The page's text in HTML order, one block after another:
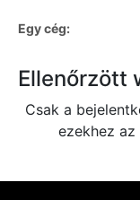
Egy cég:
Ellenőrzött
Csak a
ezekhez